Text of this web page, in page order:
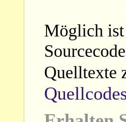
Möglich ist
Quelltexte